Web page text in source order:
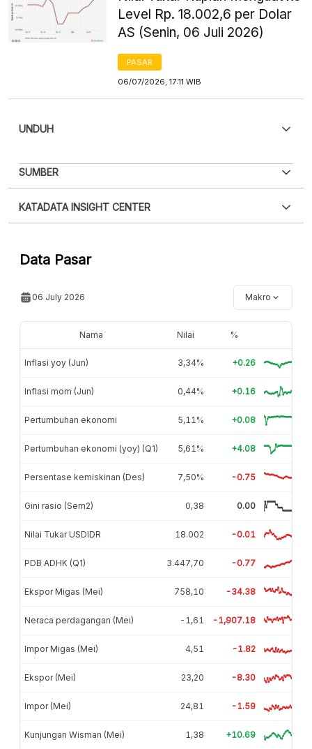
Level Rp. 18.002,6 per Dolar
AS (Senin, 06 Juli 2026)
PASAR
06/07/2026, 17:11 WIB
UNDUH
PDF PNG
XLS
SUMBER
punya akun?Silakan Daftar sekarang
KATADATA INSIGHT CENTER
Data Pasar
06 July 2026 Makro
Nama Nilai %
Inflasi yoy (Jun) 3,34% +0.26
Inflasi mom (Jun) 0,44% +0.16
Pertumbuhan ekonomi 5,11% +0.08
Pertumbuhan ekonomi (yoy) (Q1) 5,61% +4.08
Persentase kemiskinan (Des) 7,50% -0.75
Gini rasio (Sem2) 0,38 0.00
Nilai Tukar USDIDR 18.002 -0.01
PDB ADHK (Q1) 3.447,70 -0.77
Ekspor Migas (Mei) 758,10 -34.38
Neraca perdagangan (Mei) -1,61 -1,907.18
Impor Migas (Mei) 4,51 -1.82
Ekspor (Mei) 23,20 -8.30
Impor (Mei) 24,81 -1.59
Kunjungan Wisman (Mei) 1,38 +10.69